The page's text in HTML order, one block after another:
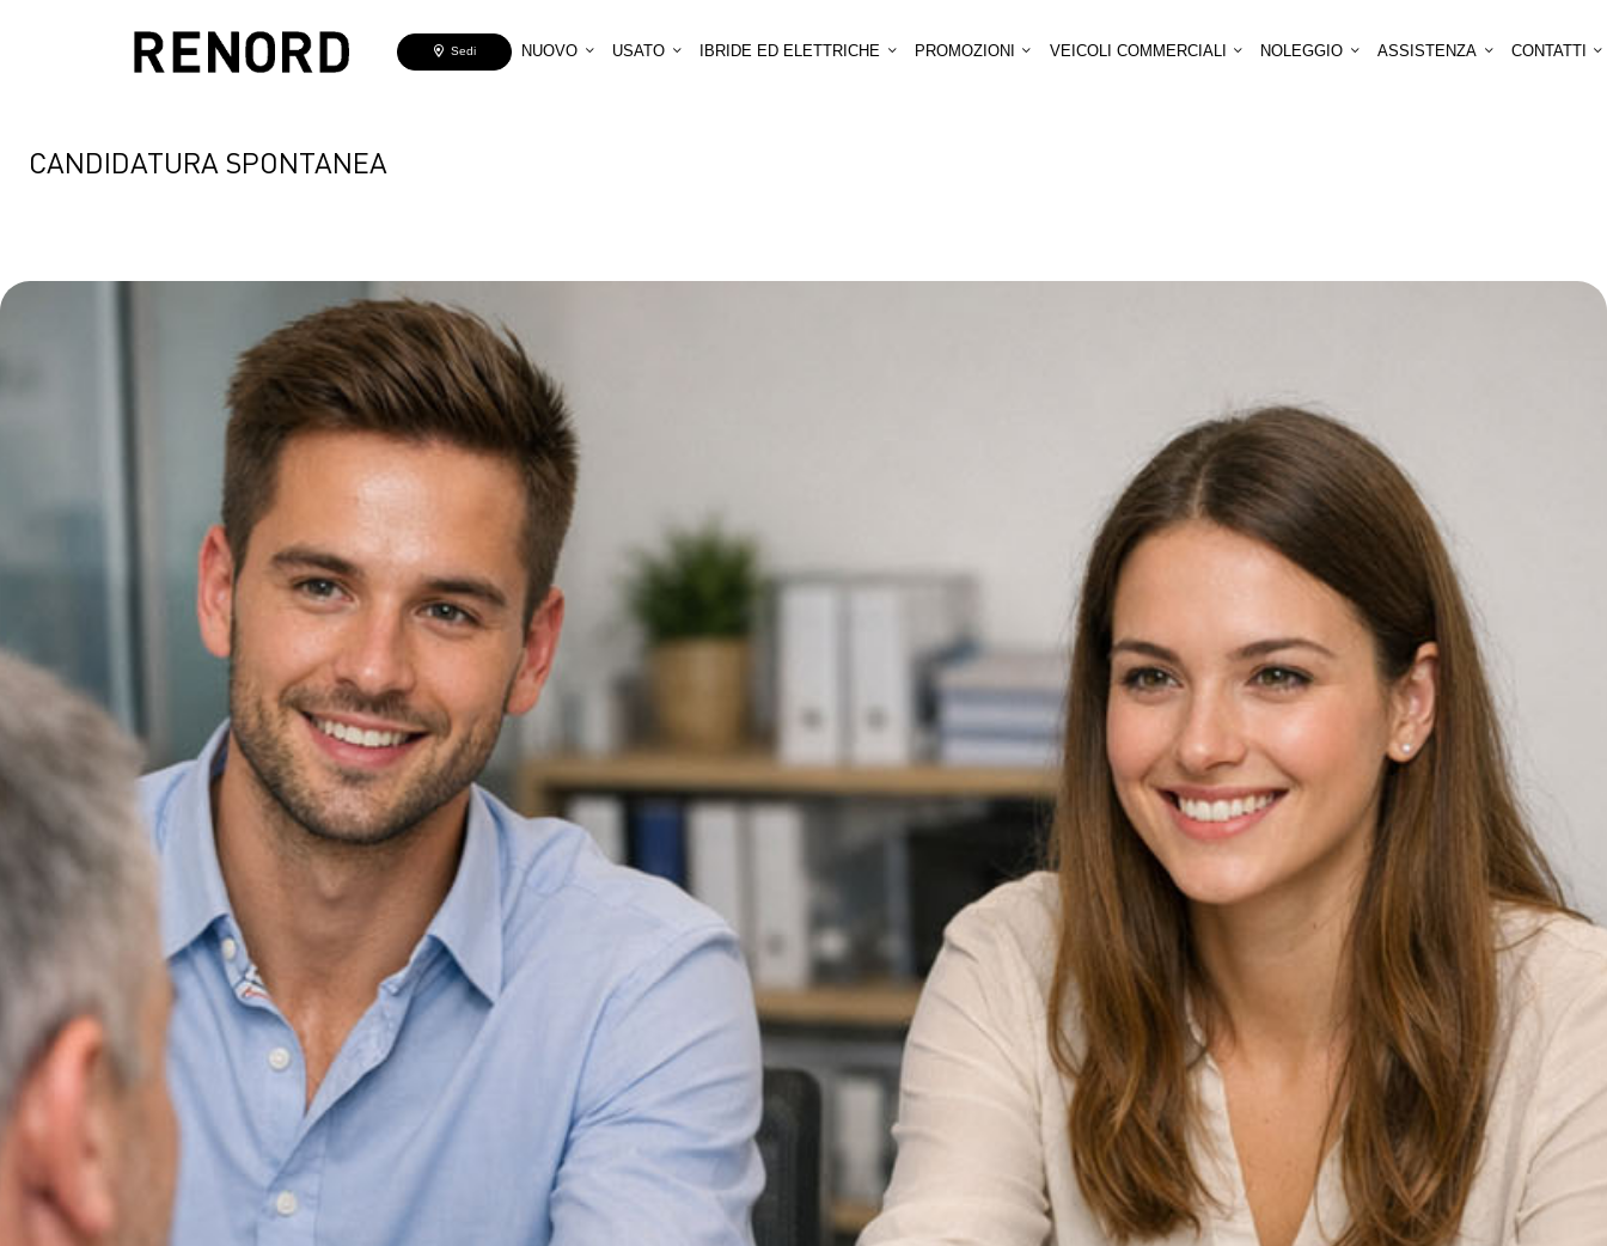
Sedi NUOVO USATO IBRIDE ED ELETTRICHE PROMOZIONI VEICOLI COMMERCIALI NOLEGGIO ASSISTENZA CONTATTI
CANDIDATURA SPONTANEA
CANDIDATURA SPONTANEA